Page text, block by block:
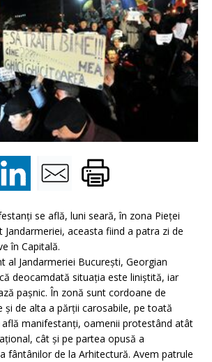
se află, luni seară, în zona Pieţei
aceasta fiind a patra zi de
în Capitală.
al Jandarmeriei Bucureşti, Georgian
deocamdată situaţia este liniştită, iar
paşnic. În zonă sunt cordoane de
şi de alta a părţii carosabile, pe toată
manifestanţi, oamenii protestând atât
cât şi pe partea opusă a
fântânilor de la Arhitectură. Avem patrule